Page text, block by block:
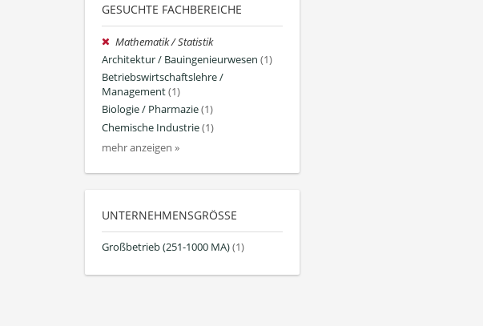
GESUCHTE FACHBEREICHE
Mathematik / Statistik
Architektur / Bauingenieurwesen (1)
Betriebswirtschaftslehre /
Management(1)
Biologie / Pharmazie(1)
Chemische Industrie(1)
mehr anzeigen »
UNTERNEHMENSGRÖSSE
Großbetrieb (251-1000 MA)(1)